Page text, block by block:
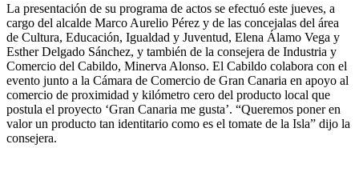
La presentación de su programa de actos se efectuó este jueves, a
cargo del alcalde Marco Aurelio Pérez y de las concejalas del área
de Cultura, Educación, Igualdad y Juventud, Elena Álamo Vega y
Esther Delgado Sánchez, y también de la consejera de Industria y
Comercio del Cabildo, Minerva Alonso. El Cabildo colabora con el
evento junto a la Cámara de Comercio de Gran Canaria en apoyo al
comercio de proximidad y kilómetro cero del producto local que
postula el proyecto ‘Gran Canaria me gusta’. “Queremos poner en
valor un producto tan identitario como es el tomate de la Isla” dijo la
consejera.